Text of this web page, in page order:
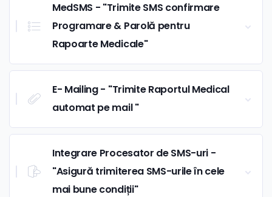
MedSMS - "Trimite SMS confirmare
Programare & Parolă pentru
Rapoarte Medicale"
E- Mailing - "Trimite Raportul Medical
automat pe mail "
Integrare Procesator de SMS-uri -
"Asigură trimiterea SMS-urile în cele
mai bune condiții"